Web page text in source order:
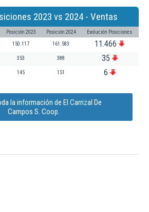
2023 vs 2024 - Ventas
Posición 2023 Posición 2024 Evolución Posiciones
150.117 161.583 11.466
353 388 35
145 151 6
la información de El Carrizal De
Campos S. Coop.